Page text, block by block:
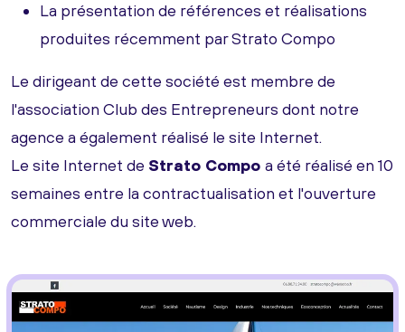
La présentation de références et réalisations
produites récemment par Strato Compo
Le dirigeant de cette société est membre de
l'association Club des Entrepreneurs dont notre
agence a également réalisé le site Internet.
Le site Internet de Strato Compo a été réalisé en 10
semaines entre la contractualisation et l'ouverture
commerciale du site web.